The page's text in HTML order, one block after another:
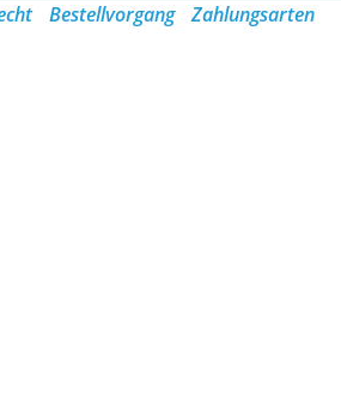
Bestellvorgang Zahlungsarten